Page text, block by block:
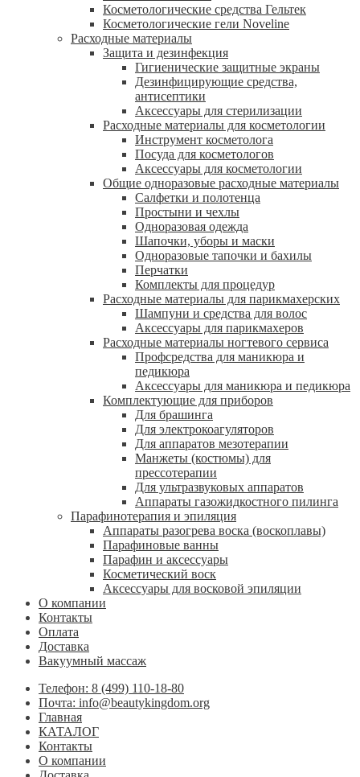
Косметологические средства Гельтек
Косметологические гели Noveline
Расходные материалы
Защита и дезинфекция
Гигиенические защитные экраны
Дезинфицирующие средства,
антисептики
Аксессуары для стерилизации
Расходные материалы для косметологии
Инструмент косметолога
Посуда для косметологов
Аксессуары для косметологии
Общие одноразовые расходные материалы
Салфетки и полотенца
Простыни и чехлы
Одноразовая одежда
Шапочки, уборы и маски
Одноразовые тапочки и бахилы
Перчатки
Комплекты для процедур
Расходные материалы для парикмахерских
Шампуни и средства для волос
Аксессуары для парикмахеров
Расходные материалы ногтевого сервиса
Профсредства для маникюра и
педикюра
Аксессуары для маникюра и педикюра
Комплектующие для приборов
Для брашинга
Для электрокоагуляторов
Для аппаратов мезотерапии
Манжеты (костюмы) для
прессотерапии
Для ультразвуковых аппаратов
Аппараты газожидкостного пилинга
Парафинотерапия и эпиляция
Аппараты разогрева воска (воскоплавы)
Парафиновые ванны
Парафин и аксессуары
Косметический воск
Аксессуары для восковой эпиляции
О компании
Контакты
Оплата
Доставка
Вакуумный массаж
Телефон: 8 (499) 110-18-80
Почта: info@beautykingdom.org
Главная
КАТАЛОГ
Контакты
О компании